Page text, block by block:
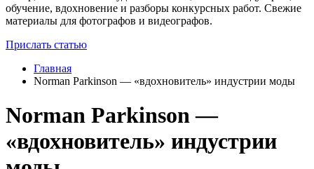
обучение, вдохновение и разборы конкурсных работ. Свежие
материалы для фотографов и видеографов.
Прислать статью
Главная
Norman Parkinson — «вдохновитель» индустрии моды
Norman Parkinson —
«вдохновитель» индустрии